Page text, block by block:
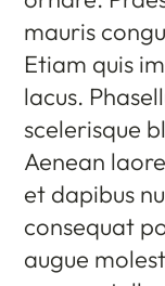
mauris
Etiam quis
lacus.
scelerisque
Aenean
et dapibus
consequat
augue